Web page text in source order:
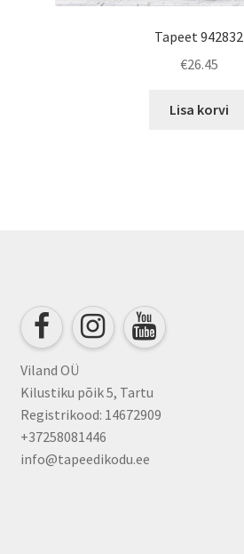
Tapeet 942832
€26.45
Lisa korvi
Viland OÜ
Kilustiku põik 5, Tartu
Registrikood: 14672909
+37258081446
info@tapeedikodu.ee